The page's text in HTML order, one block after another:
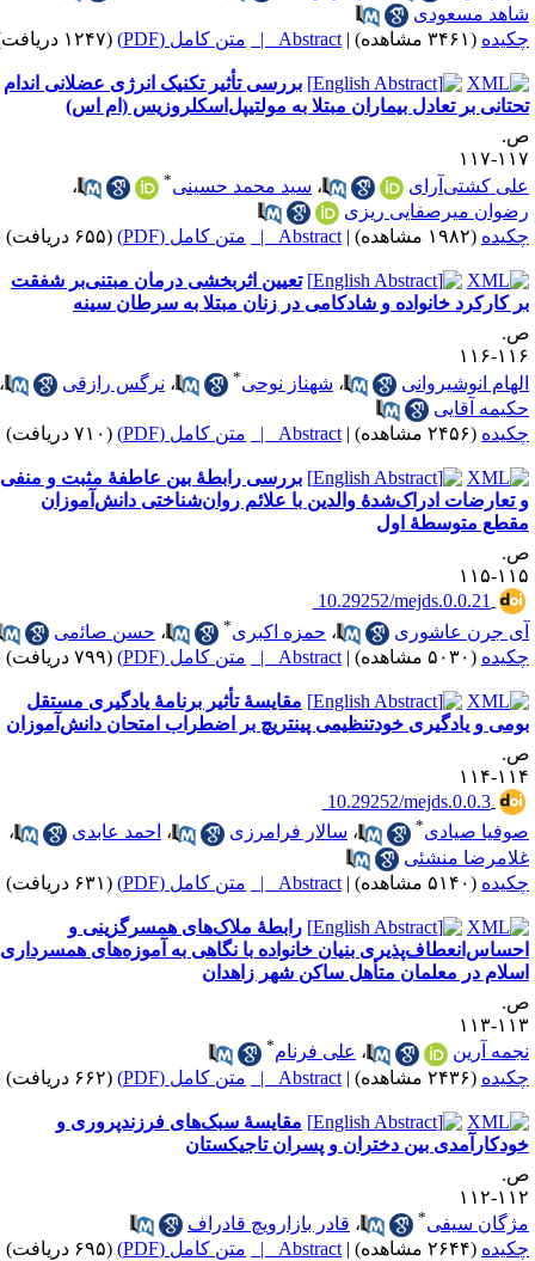
مسعودی
(۳۴۶۱ مشاهده) |
Abstract | متن کامل (PDF) (۱۲۴۷ دریافت)
بررسی تأثیر تکنیک انرژی عضلانی اندام
بر تعادل بیماران مبتلا به مولتیپل‌اسکلروزیس (ام اس)
۱۱۷
کشتی‌آرای
،سید محمد حسینی
،
میرصفایی ریزی
(۱۹۸۲ مشاهده) |
Abstract | متن کامل (PDF) (۶۵۵ دریافت)
تعیین اثربخشی درمان مبتنی‌بر شفقت
کارکرد خانواده و شادکامی در زنان مبتلا به سرطان سینه
۱۱۶
انوشیروانی
،شهناز نوحی ،نرگس رازقی
،
آقایی
(۲۴۵۶ مشاهده) |
Abstract | متن کامل (PDF) (۷۱۰ دریافت)
بررسی رابطهٔ بین عاطفهٔ مثبت و منفی
تعارضات ادراک‌شدهٔ والدین با علائم روان‌شناختی دانش‌‌آموزان
متوسطهٔ اول
۱۱۵
‎ 10.29252/mejds.0.0.21
جرن عاشوری
،حمزه اکبری ،حسن صاﺋمی
(۵۰۳۰ مشاهده) |
Abstract | متن کامل (PDF) (۷۹۹ دریافت)
مقایسهٔ تأثیر برنامهٔ یادگیری مستقل
و یادگیری خودتنظیمی پینتریچ بر اضطراب امتحان دانش‌آموزان
۱۱۴
‎ 10.29252/mejds.0.0.3
صیادی* ،سالار فرامرزی ،احمد عابدی
،
منشئی
(۵۱۴۰ مشاهده) |
Abstract | متن کامل (PDF) (۶۳۱ دریافت)
رابطهٔ ملاک‌های همسرگزینی و
بنیان خانواده با نگاهی به آموزه‌های همسرداری
در معلمان متأهل ساکن شهر زاهدان
۱۱۳
آرین
،علی فرنام
(۲۴۳۶ مشاهده) |
Abstract | متن کامل (PDF) (۶۶۲ دریافت)
مقایسهٔ سبک‌های فرزندپروری و
بین دختران و پسران تاجیکستان
۱۱۲
سیفی
،قادر بازارویچ قادراف
(۲۶۴۴ مشاهده) |
Abstract | متن کامل (PDF) (۶۹۵ دریافت)